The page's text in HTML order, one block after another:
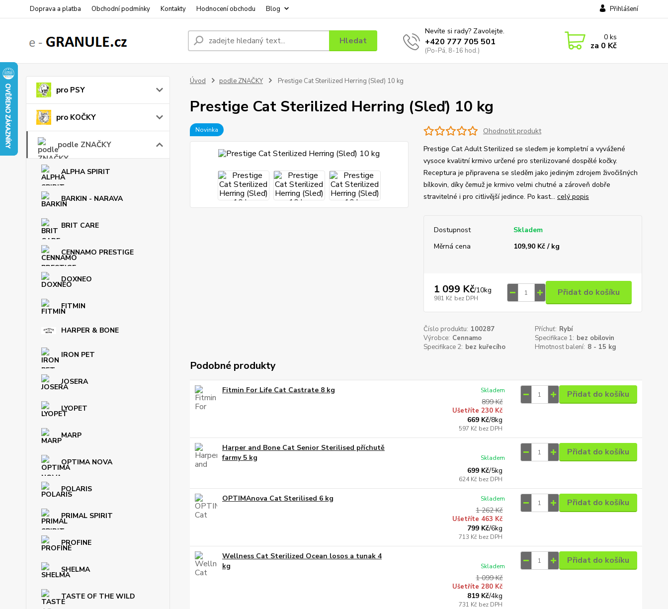
Doprava a platba Obchodní podmínky Kontakty Hodnocení obchodu Blog Přihlášení
Hledat
Nevíte si rady? Zavolejte.
+420 777 705 501
(Po-Pá, 8-16 hod.)
0ks
za 0 Kč
pro PSY
pro KOČKY
podle ZNAČKY
ALPHA SPIRIT
BARKIN - NARAVA
BRIT CARE
CENNAMO PRESTIGE
DOXNEO
FITMIN
HARPER & BONE
IRON PET
JOSERA
LYOPET
MARP
OPTIMA NOVA
POLARIS
PRIMAL SPIRIT
PROFINE
SHELMA
TASTE OF THE WILD
Úvod podle ZNAČKY Prestige Cat Sterilized Herring (Sleď) 10 kg
Prestige Cat Sterilized Herring (Sleď) 10 kg
Novinka
Ohodnotit produkt
Prestige Cat Adult Sterilized se sleďem je kompletní a vyvážené
vysoce kvalitní krmivo určené pro sterilizované dospělé kočky.
Receptura je připravena se sleděm jako jediným zdrojem živočišných
bílkovin, díky čemuž je krmivo velmi chutné a zároveň dobře
stravitelné i pro citlivější jedince. Po kast... celý popis
Dostupnost
Skladem
Měrná cena
109,90 Kč / kg
1 099 Kč/10kg
981 Kč bez DPH
Přidat do košíku
Číslo produktu: 100287 Příchuť: Rybí
Výrobce: Cennamo Specifikace 1: bez obilovin
Specifikace 2: bez kuřecího Hmotnost balení: 8 - 15 kg
Podobné produkty
Fitmin For Life Cat Castrate 8 kg
899 Kč
Ušetříte 230 Kč
669 Kč/8kg
597 Kč bez DPH
Skladem Přidat do košíku
Harper and Bone Cat Senior Sterilised příchutě
farmy 5 kg
699 Kč/5kg
624 Kč bez DPH
Skladem
Přidat do košíku
OPTIMAnova Cat Sterilised 6 kg
1 262 Kč
Ušetříte 463 Kč
799 Kč/6kg
713 Kč bez DPH
Skladem Přidat do košíku
Wellness Cat Sterilized Ocean losos a tunak 4
kg
1 099 Kč
Ušetříte 280 Kč
819 Kč/4kg
731 Kč bez DPH
Skladem
Přidat do košíku